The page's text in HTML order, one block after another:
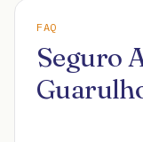
FAQ
Seguro